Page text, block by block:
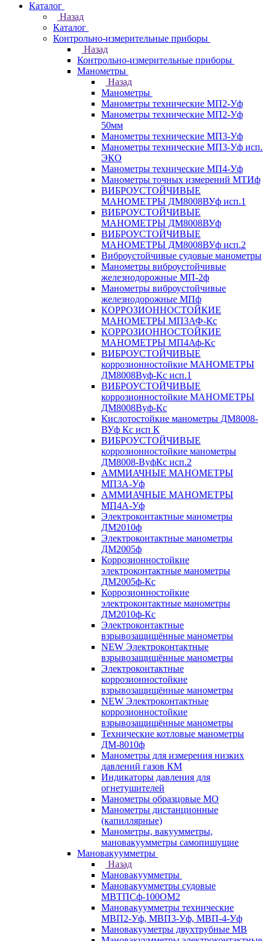
Каталог
Назад
Каталог
Контрольно-измерительные приборы
Назад
Контрольно-измерительные приборы
Манометры
Назад
Манометры
Манометры технические МП2-Уф
Манометры технические МП2-Уф
50мм
Манометры технические МП3-Уф
Манометры технические МП3-Уф исп.
ЭКО
Манометры технические МП4-Уф
Манометры точных измерений МТИф
ВИБРОУСТОЙЧИВЫЕ
МАНОМЕТРЫ ДМ8008ВУф исп.1
ВИБРОУСТОЙЧИВЫЕ
МАНОМЕТРЫ ДМ8008ВУф
ВИБРОУСТОЙЧИВЫЕ
МАНОМЕТРЫ ДМ8008ВУф исп.2
Виброустойчивые судовые манометры
Манометры виброустойчивые
железнодорожные МП-2ф
Манометры виброустойчивые
железнодорожные МПф
КОРРОЗИОННОСТОЙКИЕ
МАНОМЕТРЫ МП3АФ-Кс
КОРРОЗИОННОСТОЙКИЕ
МАНОМЕТРЫ МП4Аф-Кс
ВИБРОУСТОЙЧИВЫЕ
коррозионностойкие МАНОМЕТРЫ
ДМ8008Вуф-Кс исп.1
ВИБРОУСТОЙЧИВЫЕ
коррозионностойкие МАНОМЕТРЫ
ДМ8008Вуф-Кс
Кислотостойкие манометры ДМ8008-
ВУф Кс исп К
ВИБРОУСТОЙЧИВЫЕ
коррозионностойкие манометры
ДМ8008-ВуфКс исп.2
АММИАЧНЫЕ МАНОМЕТРЫ
МП3А-Уф
АММИАЧНЫЕ МАНОМЕТРЫ
МП4А-Уф
Электроконтактные манометры
ДМ2010ф
Электроконтактные манометры
ДМ2005ф
Коррозионностойкие
электроконтактные манометры
ДМ2005ф-Кс
Коррозионностойкие
электроконтактные манометры
ДМ2010ф-Кс
Электроконтактные
взрывозащищённые манометры
NEW Электроконтактные
взрывозащищённые манометры
Электроконтактные
коррозионностойкие
взрывозащищённые манометры
NEW Электроконтактные
коррозионностойкие
взрывозащищённые манометры
Технические котловые манометры
ДМ-8010ф
Манометры для измерения низких
давлений газов КМ
Индикаторы давления для
огнетушителей
Манометры образцовые МО
Манометры дистанционные
(капиллярные)
Манометры, вакуумметры,
мановакуумметры самопишущие
Мановакуумметры
Назад
Мановакуумметры
Мановакуумметры судовые
МВТПСф-100ОМ2
Мановакуумметры технические
МВП2-Уф, МВП3-Уф, МВП-4-Уф
Мановакууметры двухтрубные МВ